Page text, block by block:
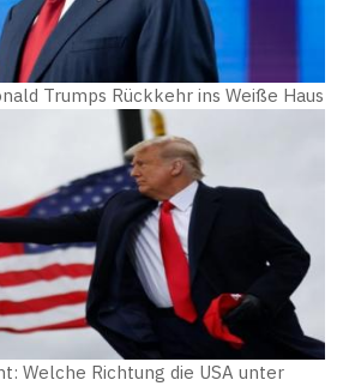
Trumps Rückkehr ins Weiße Haus
Welche Richtung die USA unter